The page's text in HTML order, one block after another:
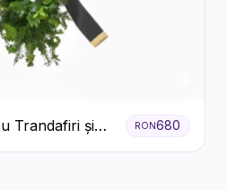
Trandafiri și
RON680